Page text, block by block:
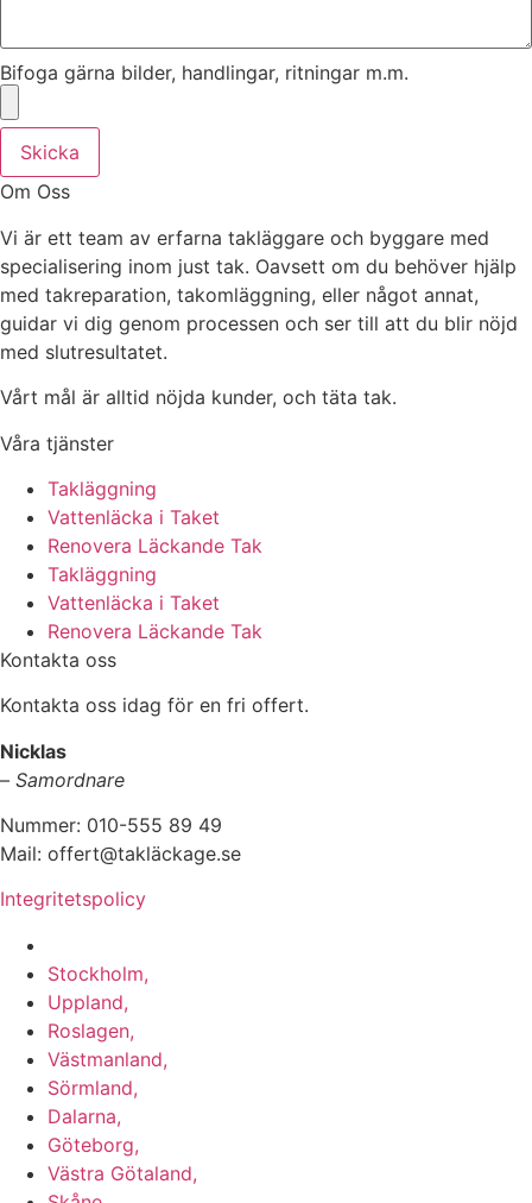
Bifoga gärna bilder, handlingar, ritningar m.m.
Skicka
Om Oss
Vi är ett team av erfarna takläggare och byggare med
specialisering inom just tak. Oavsett om du behöver hjälp
med takreparation, takomläggning, eller något annat,
guidar vi dig genom processen och ser till att du blir nöjd
med slutresultatet.
Vårt mål är alltid nöjda kunder, och täta tak.
Våra tjänster
Takläggning
Vattenläcka i Taket
Renovera Läckande Tak
Takläggning
Vattenläcka i Taket
Renovera Läckande Tak
Kontakta oss
Kontakta oss idag för en fri offert.
Nicklas
– Samordnare
Nummer: 010-555 89 49
Mail: offert@takläckage.se
Integritetspolicy
Stockholm,
Uppland,
Roslagen,
Västmanland,
Sörmland,
Dalarna,
Göteborg,
Västra Götaland,